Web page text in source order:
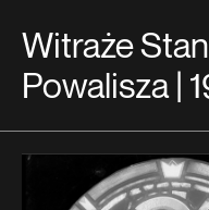
Witraże
Powalisza |